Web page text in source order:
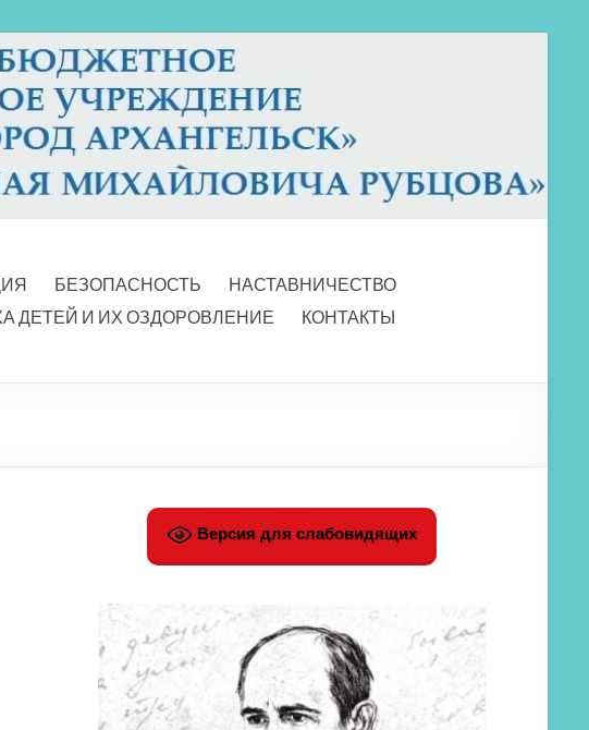
БЕЗОПАСНОСТЬ
НАСТАВНИЧЕСТВО
ДЕТЕЙ И ИХ ОЗДОРОВЛЕНИЕ
КОНТАКТЫ
Версия для слабовидящих